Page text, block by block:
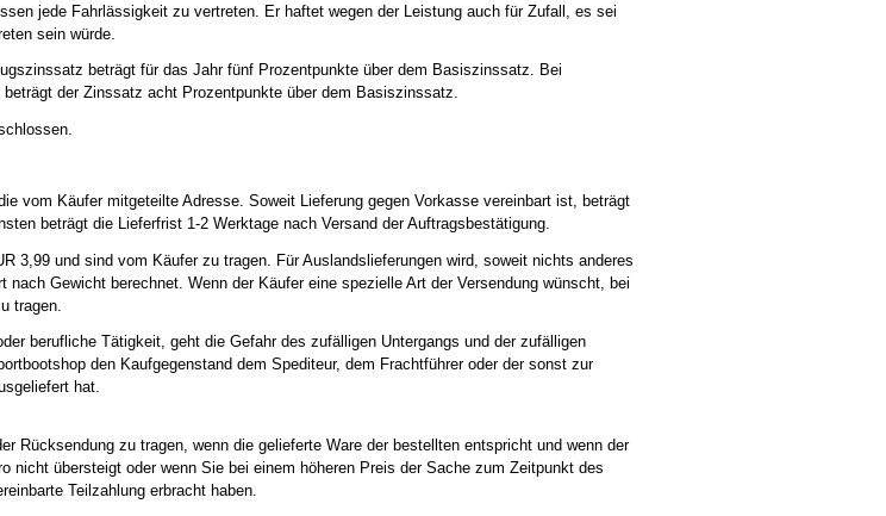
jede Fahrlässigkeit zu vertreten. Er haftet wegen der Leistung auch für Zufall, es sei
sein würde.
beträgt für das Jahr fünf Prozentpunkte über dem Basiszinssatz. Bei
der Zinssatz acht Prozentpunkte über dem Basiszinssatz.
vom Käufer mitgeteilte Adresse. Soweit Lieferung gegen Vorkasse vereinbart ist, beträgt
beträgt die Lieferfrist 1-2 Werktage nach Versand der Auftragsbestätigung.
3,99 und sind vom Käufer zu tragen. Für Auslandslieferungen wird, soweit nichts anderes
Gewicht berechnet. Wenn der Käufer eine spezielle Art der Versendung wünscht, bei
tragen.
berufliche Tätigkeit, geht die Gefahr des zufälligen Untergangs und der zufälligen
den Kaufgegenstand dem Spediteur, dem Frachtführer oder der sonst zur
hat.
Rücksendung zu tragen, wenn die gelieferte Ware der bestellten entspricht und wenn der
nicht übersteigt oder wenn Sie bei einem höheren Preis der Sache zum Zeitpunkt des
Teilzahlung erbracht haben.